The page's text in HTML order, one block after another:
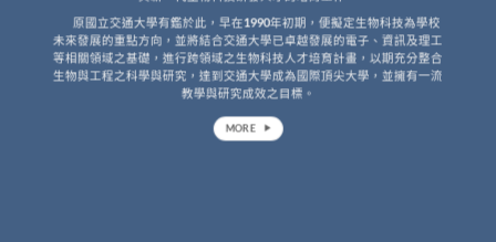
原國立交通大學有鑑於此，早在1990年初期，便擬定生物科技為學校
未來發展的重點方向，並將結合交通大學已卓越發展的電子、資訊及理工
等相關領域之基礎，進行跨領域之生物科技人才培育計畫，以期充分整合
生物與工程之科學與研究，達到交通大學成為國際頂尖大學，並擁有一流
教學與研究成效之目標。
MORE